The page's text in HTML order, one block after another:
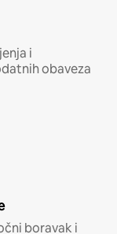
i
obaveza
boravak i